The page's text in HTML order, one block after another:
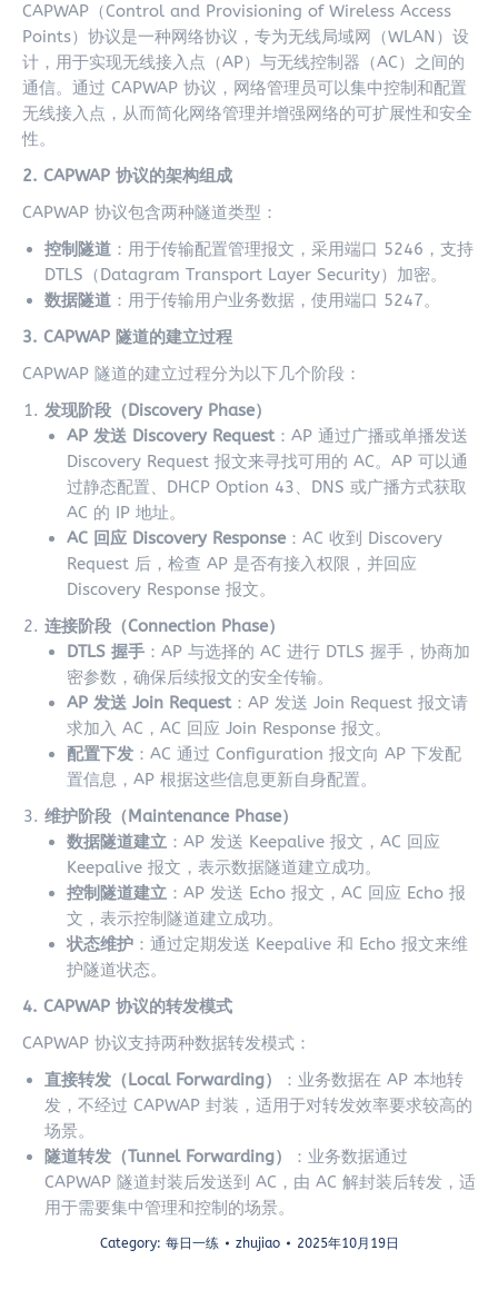
CAPWAP（Control and Provisioning of Wireless Access
Points）协议是一种网络协议，专为无线局域网（WLAN）设
计，用于实现无线接入点（AP）与无线控制器（AC）之间的
通信。通过 CAPWAP 协议，网络管理员可以集中控制和配置
无线接入点，从而简化网络管理并增强网络的可扩展性和安全
性。
2. CAPWAP 协议的架构组成
CAPWAP 协议包含两种隧道类型：
控制隧道 ：用于传输配置管理报文，采用端口 5246，支持
DTLS（Datagram Transport Layer Security）加密。
数据隧道 ：用于传输用户业务数据，使用端口 5247。
3. CAPWAP 隧道的建立过程
CAPWAP 隧道的建立过程分为以下几个阶段：
发现阶段（Discovery Phase）
AP 发送 Discovery Request：AP 通过广播或单播发送
Discovery Request 报文来寻找可用的 AC。AP 可以通
过静态配置、DHCP Option 43、DNS 或广播方式获取
AC 的 IP 地址。
AC 回应 Discovery Response ：AC 收到 Discovery
Request 后，检查 AP 是否有接入权限，并回应
Discovery Response 报文。
连接阶段（Connection Phase）
DTLS 握手 ：AP 与选择的 AC 进行 DTLS 握手，协商加
密参数，确保后续报文的安全传输。
AP 发送 Join Request：AP 发送 Join Request 报文请
求加入 AC，AC 回应 Join Response 报文。
配置下发 ：AC 通过 Configuration 报文向 AP 下发配
置信息，AP 根据这些信息更新自身配置。
维护阶段（Maintenance Phase）
数据隧道建立 ：AP 发送 Keepalive 报文，AC 回应
Keepalive 报文，表示数据隧道建立成功。
控制隧道建立 ：AP 发送 Echo 报文，AC 回应 Echo 报
文，表示控制隧道建立成功。
状态维护 ：通过定期发送 Keepalive 和 Echo 报文来维
护隧道状态。
4. CAPWAP 协议的转发模式
CAPWAP 协议支持两种数据转发模式：
直接转发（Local Forwarding）
：业务数据在 AP 本地转
发，不经过 CAPWAP 封装，适用于对转发效率要求较高的
场景。
隧道转发（Tunnel Forwarding）
：业务数据通过
CAPWAP 隧道封装后发送到 AC，由 AC 解封装后转发，适
用于需要集中管理和控制的场景。
Category: 每日一练 zhujiao 2025年10月19日